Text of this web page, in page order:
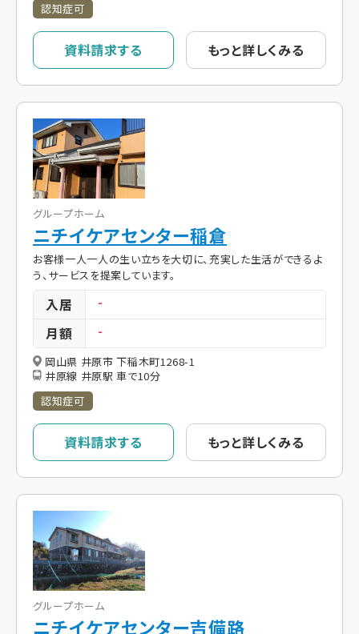
認知症可
資料請求する もっと詳しくみる
グループホーム
ニチイケアセンター稲倉
お客様一人一人の生い立ちを大切に、充実した生活ができるよ
う、サービスを提案しています。
入居 -
月額
-
岡山県 井原市 下稲木町1268-1
井原線 井原駅 車で10分
認知症可
資料請求する もっと詳しくみる
グループホーム
ニチイケアセンター吉備路